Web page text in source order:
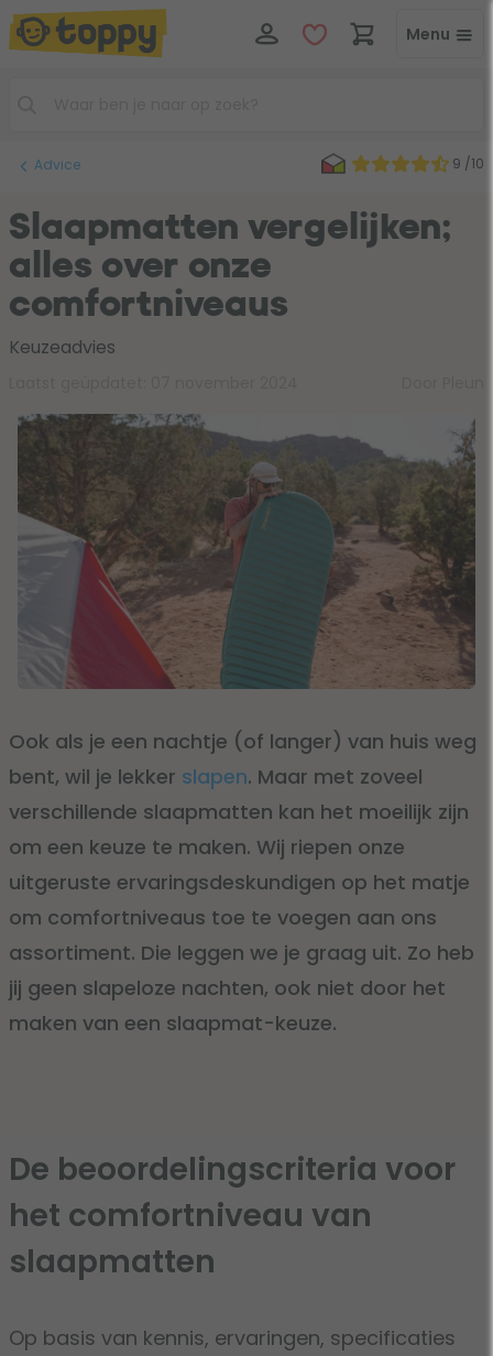
Menu
Advice 9 /10
Slaapmatten vergelijken;
alles over onze
comfortniveaus
Keuzeadvies
Ook als je een nachtje (of langer) van huis weg
bent, wil je lekker slapen. Maar met zoveel
verschillende slaapmatten kan het moeilijk zijn
om een keuze te maken. Wij riepen onze
uitgeruste ervaringsdeskundigen op het matje
om comfortniveaus toe te voegen aan ons
assortiment. Die leggen we je graag uit. Zo heb
jij geen slapeloze nachten, ook niet door het
maken van een slaapmat-keuze.
De beoordelingscriteria voor
het comfortniveau van
slaapmatten
Op basis van kennis, ervaringen, specificaties